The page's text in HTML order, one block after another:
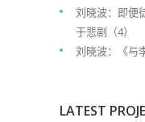
刘晓波：即
于悲剧（4）
刘晓波：《与
LATEST